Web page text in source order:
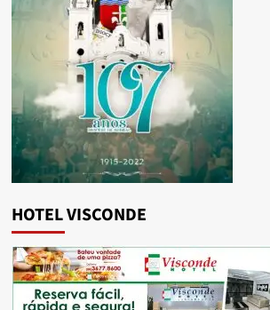
HOTEL VISCONDE